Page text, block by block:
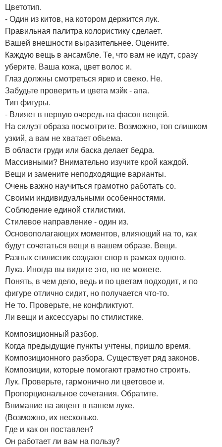
Цветотип.
- Один из китов, на котором держится лук.
Правильная палитра колористику сделает.
Вашей внешности выразительнее. Оцените.
Каждую вещь в ансамбле. Те, что вам не идут, сразу
уберите. Ваша кожа, цвет волос и.
Глаз должны смотреться ярко и свежо. Не.
Забудьте проверить и цвета мэйк - апа.
Тип фигуры.
- Влияет в первую очередь на фасон вещей.
На силуэт образа посмотрите. Возможно, топ слишком
узкий, а вам не хватает объема.
В области груди или баска делает бедра.
Массивными? Внимательно изучите крой каждой.
Вещи и замените неподходящие варианты.
Очень важно научиться грамотно работать со.
Своими индивидуальными особенностями.
Соблюдение единой стилистики.
Стилевое направление - один из.
Основополагающих моментов, влияющий на то, как
будут сочетаться вещи в вашем образе. Вещи.
Разных стилистик создают спор в рамках одного.
Лука. Иногда вы видите это, но не можете.
Понять, в чем дело, ведь и по цветам подходит, и по
фигуре отлично сидит, но получается что-то.
Не то. Проверьте, не конфликтуют.
Ли вещи и аксессуары по стилистике.
Композиционный разбор.
Когда предыдущие пункты учтены, пришло время.
Композиционного разбора. Существует ряд законов.
Композиции, которые помогают грамотно строить.
Лук. Проверьте, гармонично ли цветовое и.
Пропорциональное сочетания. Обратите.
Внимание на акцент в вашем луке.
(Возможно, их несколько.
Где и как он поставлен?
Он работает ли вам на пользу?